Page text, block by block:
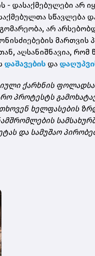
- დასაქმებულები
სწავლება
არ
აღსანიშნავია,
დაშავების და
ქარხნის
პროტესტს
ხელფასების
და სამუშაო